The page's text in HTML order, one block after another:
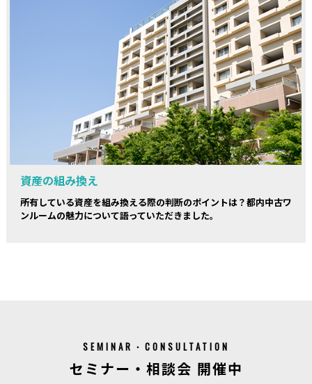
資産の組み換え
所有している資産を組み換える際の判断のポイントは？都内中古ワ
ンルームの魅力について語っていただきました。
SEMINAR・CONSULTATION
セミナー・相談会 開催中